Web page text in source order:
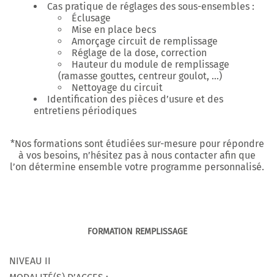
Cas pratique de réglages des sous-ensembles :
Éclusage
Mise en place becs
Amorçage circuit de remplissage
Réglage de la dose, correction
Hauteur du module de remplissage
(ramasse gouttes, centreur goulot, …)
Nettoyage du circuit
Identification des pièces d’usure et des
entretiens périodiques
*Nos formations sont étudiées sur-mesure pour répondre
à vos besoins, n’hésitez pas à nous contacter afin que
l’on détermine ensemble votre programme personnalisé.
FORMATION REMPLISSAGE
NIVEAU II